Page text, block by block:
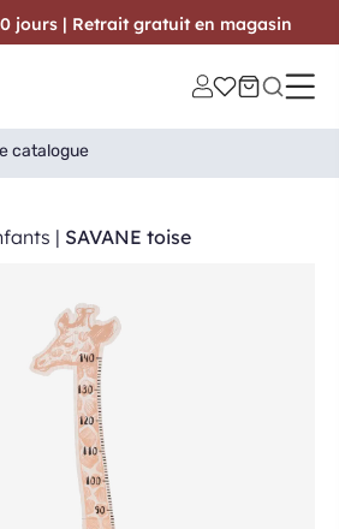
| SAVANE toise
jours | Retrait gratuit en magasin